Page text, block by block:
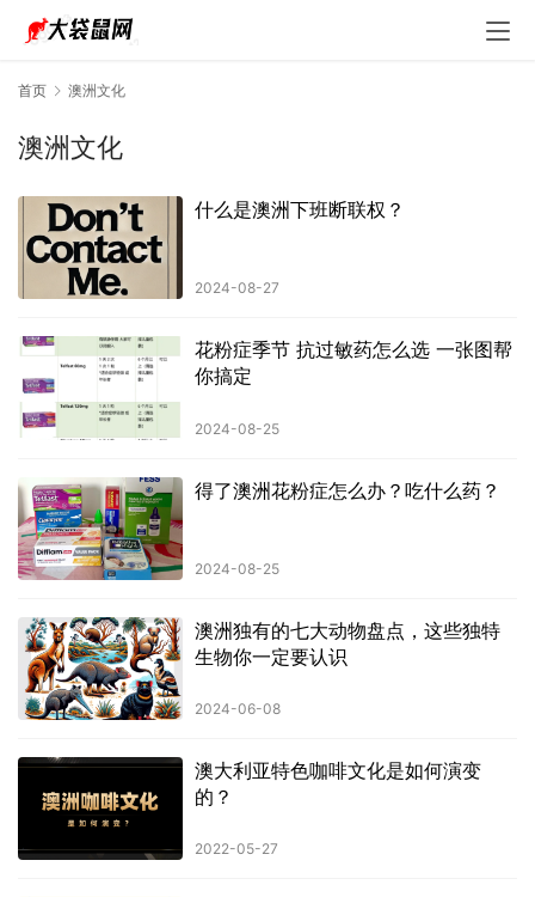
首页 澳洲文化
澳洲文化
什么是澳洲下班断联权？
2024-08-27
花粉症季节 抗过敏药怎么选 一张图帮
你搞定
2024-08-25
得了澳洲花粉症怎么办？吃什么药？
2024-08-25
澳洲独有的七大动物盘点，这些独特
生物你一定要认识
2024-06-08
澳大利亚特色咖啡文化是如何演变
的？
2022-05-27